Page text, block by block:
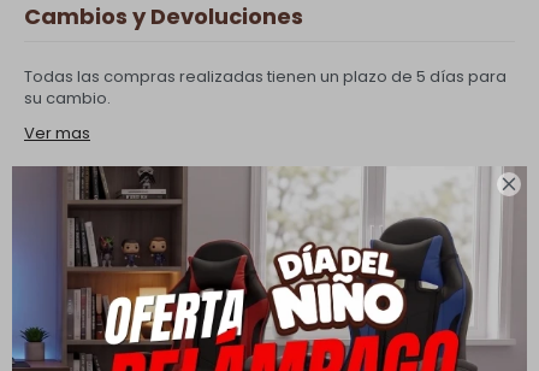

Cambios y Devoluciones
Todas las compras realizadas tienen un plazo de 5 días para
su cambio.
Ver mas
Medios de pago